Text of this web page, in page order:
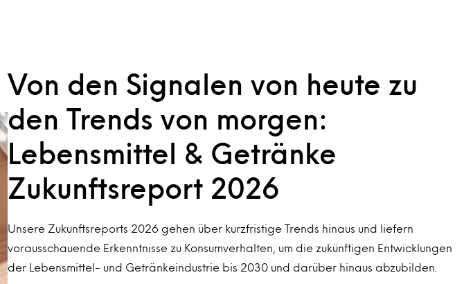
Von den Signalen von heute zu
den Trends von morgen:
Lebensmittel & Getränke
Zukunftsreport 2026
Unsere Zukunftsreports 2026 gehen über kurzfristige Trends hinaus und liefern
vorausschauende Erkenntnisse zu Konsumverhalten, um die zukünftigen Entwicklungen
der Lebensmittel- und Getränkeindustrie bis 2030 und darüber hinaus abzubilden.